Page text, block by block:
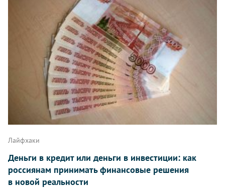
Лайфхаки
Деньги в кредит или деньги в инвестиции: как
россиянам принимать финансовые решения
в новой реальности